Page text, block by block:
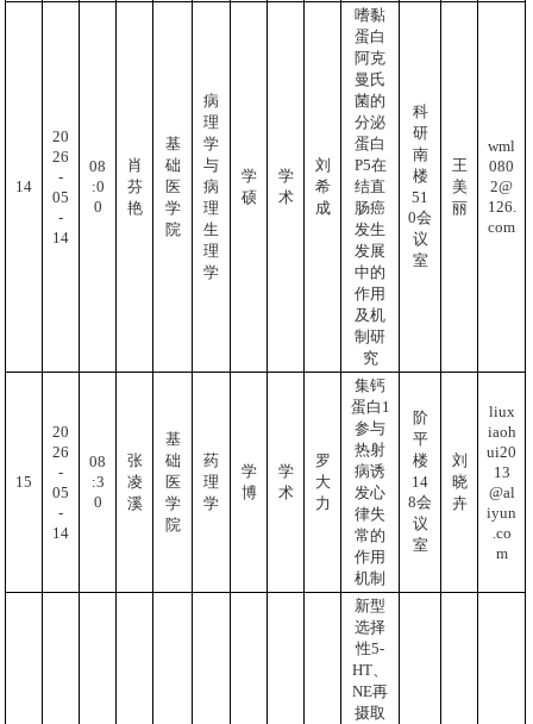
14
20
26
-
05
-
14
08
:0
0
肖
芬
艳
基
础
医
学
院
病
理
学
与
病
理
生
理
学
学
硕
学
术
刘
希
成
嗜黏
蛋白
阿克
曼氏
菌的
分泌
蛋白
P5在
结直
肠癌
发生
发展
中的
作用
及机
制研
究
科
研
南
楼
51
0会
议
室
王
美
丽
wml
080
2@
126.
com
15
20
26
-
05
-
14
08
:3
0
张
凌
溪
基
础
医
学
院
药
理
学
学
博
学
术
罗
大
力
集钙
蛋白1
参与
热射
病诱
发心
律失
常的
作用
机制
阶
平
楼
14
8会
议
室
刘
晓
卉
liux
iaoh
ui20
13
@al
iyun
.co
m
新型
选择
性5-
HT、
NE再
摄取